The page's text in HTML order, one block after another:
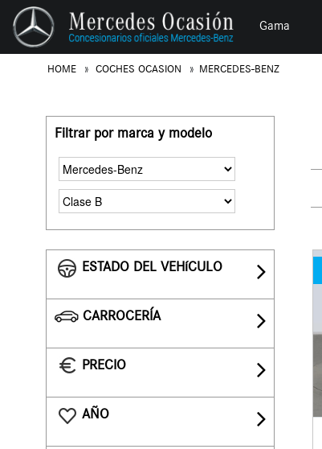
Gama
HOME COCHES OCASION MERCEDES-BENZ
Filtrar por marca y modelo
ESTADO DEL VEHíCULO
CARROCERÍA
PRECIO
AÑO